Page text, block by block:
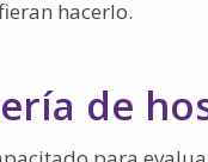
hacerlo.
de